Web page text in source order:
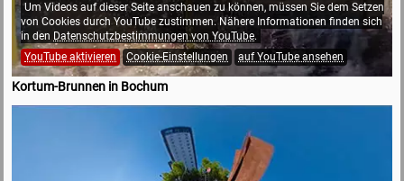
Um Videos auf dieser Seite anschauen zu können, müssen Sie dem Setzen
von Cookies durch YouTube zustimmen. Nähere Informationen finden sich
in den Datenschutzbestimmungen von YouTube.
YouTube aktivieren
Cookie-Einstellungen auf YouTube ansehen
Kortum-Brunnen in Bochum